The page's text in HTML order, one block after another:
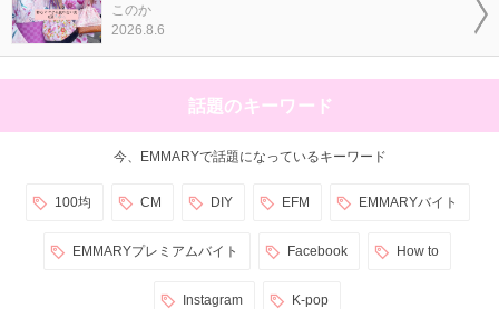
このか
2026.8.6
話題のキーワード
今、EMMARYで話題になっているキーワード
100均 CM DIY EFM EMMARYバイト
EMMARYプレミアムバイト Facebook How to
Instagram K-pop